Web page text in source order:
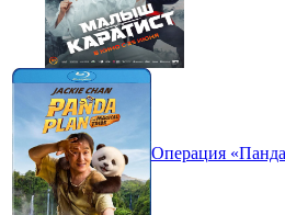
Операция